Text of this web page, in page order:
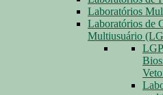
Laboratórios
Laboratórios de
Multiusuário